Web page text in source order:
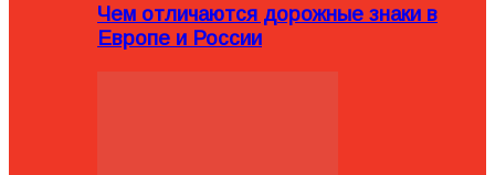
Чем отличаются дорожные знаки в
Европе и России